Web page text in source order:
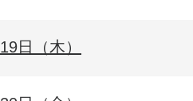
日（木）